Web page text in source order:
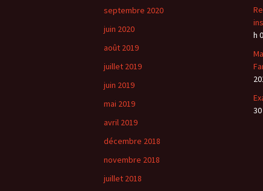
septembre 2020
juin 2020
août 2019
juillet 2019
juin 2019
mai 2019
avril 2019
décembre 2018
novembre 2018
juillet 2018
h